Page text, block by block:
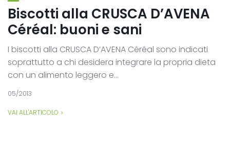
Biscotti alla CRUSCA D’AVENA
Céréal: buoni e sani
I biscotti alla CRUSCA D’AVENA Céréal sono indicati
soprattutto a chi desidera integrare la propria dieta
con un alimento leggero e...
05/2013
VAI ALL'ARTICOLO